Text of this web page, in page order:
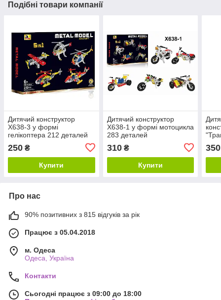
Подібні товари компанії
Дитячий конструктор
X638-3 у формі
гелікоптера 212 деталей
250 ₴
Купити
Дитячий конструктор
X638-1 у формі мотоцикла
283 деталей
310₴
Купити
350
Про нас
90% позитивних з 815 відгуків за рік
Працює з 05.04.2018
м. Одеса
Одеса, Україна
Контакти
Сьогодні працює з 09:00 до 18:00